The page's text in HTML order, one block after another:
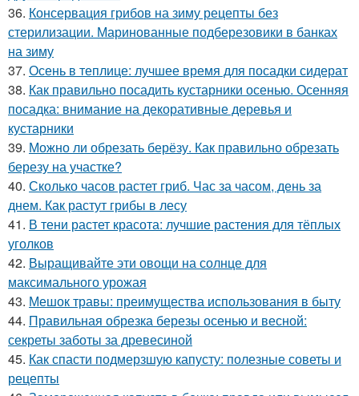
36. Консервация грибов на зиму рецепты без
стерилизации. Маринованные подберезовики в банках
на зиму
37. Осень в теплице: лучшее время для посадки сидерат
38. Как правильно посадить кустарники осенью. Осенняя
посадка: внимание на декоративные деревья и
кустарники
39. Можно ли обрезать берёзу. Как правильно обрезать
березу на участке?
40. Сколько часов растет гриб. Час за часом, день за
днем. Как растут грибы в лесу
41. В тени растет красота: лучшие растения для тёплых
уголков
42. Выращивайте эти овощи на солнце для
максимального урожая
43. Мешок травы: преимущества использования в быту
44. Правильная обрезка березы осенью и весной:
секреты заботы за древесиной
45. Как спасти подмерзшую капусту: полезные советы и
рецепты